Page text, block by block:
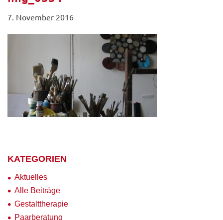
7. November 2016
KATEGORIEN
Aktuelles
Alle Beiträge
Gestalttherapie
Paarberatung